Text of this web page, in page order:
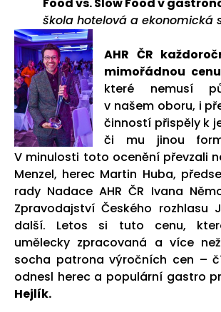
škola hotelová a ekonomická
AHR ČR
mimořádnou cenu
které nemusí
v našem oboru, i
činností přispěly k
či mu jinou
V minulosti toto ocenění převzali
Menzel, herec Martin Huba,
rady Nadace AHR ČR Ivana
Zpravodajství Českého rozhlasu
další. Letos si tuto cenu,
umělecky zpracovaná a více
socha patrona výročních cen –
odnesl herec a populární gastro
Hejlík.